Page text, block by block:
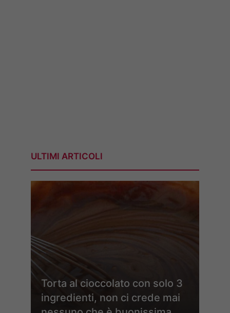
ULTIMI ARTICOLI
Torta al cioccolato con solo 3
ingredienti, non ci crede mai